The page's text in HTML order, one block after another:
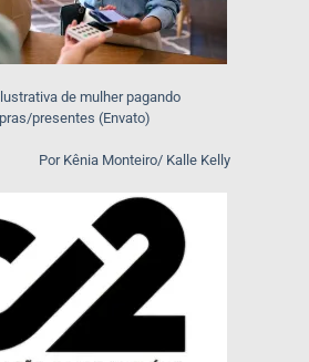
de mulher pagando
presentes (Envato)
Por Kênia Monteiro/ Kalle Kelly